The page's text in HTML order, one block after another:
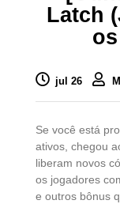
Latch
jul 26
Se você está
ativos, chegou
liberam novos
os jogadores
e outros bônus